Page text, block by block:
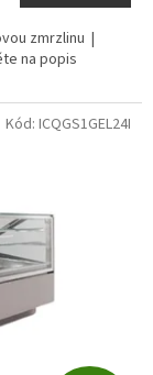
zmrzlinu |
na popis
Kód: ICQGS1GEL24I